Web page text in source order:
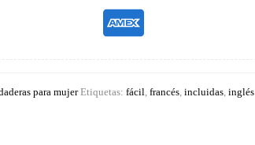
para mujer Etiquetas: fácil francés incluidas inglés